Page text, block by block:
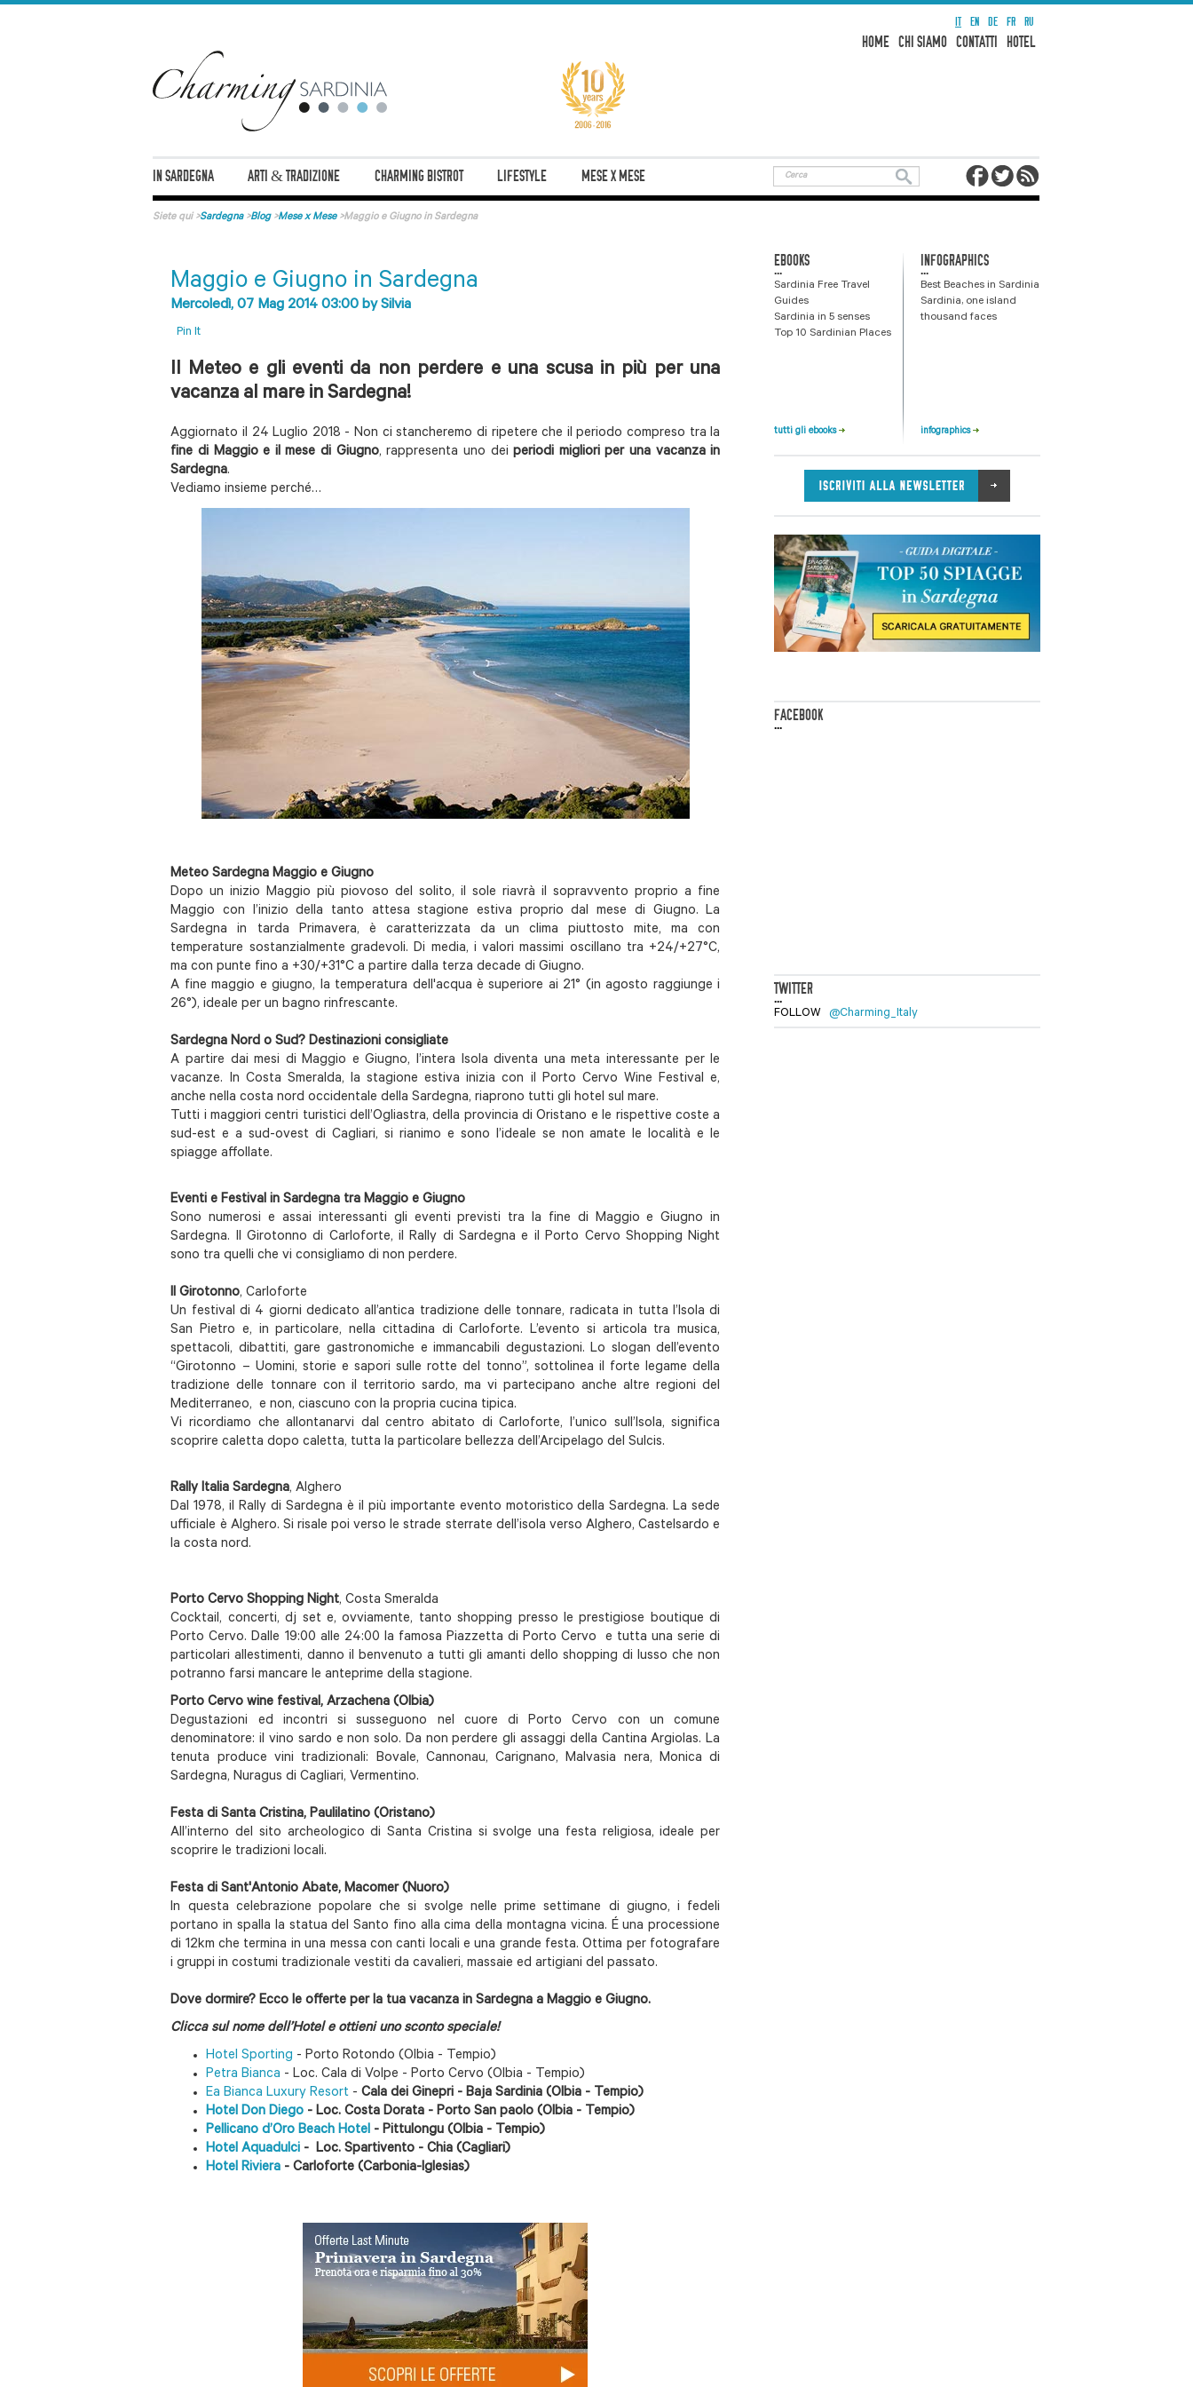
IT EN DE FR RU
HOME CHI SIAMO CONTATTI HOTEL
IN SARDEGNA ARTI & TRADIZIONE CHARMING BISTROT LIFESTYLE MESE X MESE
Siete qui>Sardegna>Blog>Mese x Mese>Maggio e Giugno in Sardegna
Maggio e Giugno in Sardegna
Mercoledì, 07 Mag 2014 03:00bySilvia
Pin It
Il Meteo e gli eventi da non perdere e una scusa in più per una
vacanza al mare in Sardegna!
Aggiornato il 24 Luglio 2018 - Non ci stancheremo di ripetere che il periodo compreso tra la
fine di Maggio e il mese di Giugno, rappresenta uno dei periodi migliori per una vacanza in
Sardegna.
Vediamo insieme perché…
Meteo Sardegna Maggio e Giugno
Dopo un inizio Maggio più piovoso del solito, il sole riavrà il sopravvento proprio a fine
Maggio con l’inizio della tanto attesa stagione estiva proprio dal mese di Giugno. La
Sardegna in tarda Primavera, è caratterizzata da un clima piuttosto mite, ma con
temperature sostanzialmente gradevoli. Di media, i valori massimi oscillano tra +24/+27°C,
ma con punte fino a +30/+31°C a partire dalla terza decade di Giugno.
A fine maggio e giugno, la temperatura dell'acqua è superiore ai 21° (in agosto raggiunge i
26°), ideale per un bagno rinfrescante.
Sardegna Nord o Sud? Destinazioni consigliate
A partire dai mesi di Maggio e Giugno, l’intera Isola diventa una meta interessante per le
vacanze. In Costa Smeralda, la stagione estiva inizia con il Porto Cervo Wine Festival e,
anche nella costa nord occidentale della Sardegna, riaprono tutti gli hotel sul mare.
Tutti i maggiori centri turistici dell’Ogliastra, della provincia di Oristano e le rispettive coste a
sud-est e a sud-ovest di Cagliari, si rianimo e sono l’ideale se non amate le località e le
spiagge affollate.
Eventi e Festival in Sardegna tra Maggio e Giugno
Sono numerosi e assai interessanti gli eventi previsti tra la fine di Maggio e Giugno in
Sardegna. Il Girotonno di Carloforte, il Rally di Sardegna e il Porto Cervo Shopping Night
sono tra quelli che vi consigliamo di non perdere.
Il Girotonno, Carloforte
Un festival di 4 giorni dedicato all’antica tradizione delle tonnare, radicata in tutta l’Isola di
San Pietro e, in particolare, nella cittadina di Carloforte. L’evento si articola tra musica,
spettacoli, dibattiti, gare gastronomiche e immancabili degustazioni. Lo slogan dell’evento
“Girotonno – Uomini, storie e sapori sulle rotte del tonno”, sottolinea il forte legame della
tradizione delle tonnare con il territorio sardo, ma vi partecipano anche altre regioni del
Mediterraneo, e non, ciascuno con la propria cucina tipica.
Vi ricordiamo che allontanarvi dal centro abitato di Carloforte, l’unico sull’Isola, significa
scoprire caletta dopo caletta, tutta la particolare bellezza dell’Arcipelago del Sulcis.
Rally Italia Sardegna, Alghero
Dal 1978, il Rally di Sardegna è il più importante evento motoristico della Sardegna. La sede
ufficiale è Alghero. Si risale poi verso le strade sterrate dell’isola verso Alghero, Castelsardo e
la costa nord.
Porto Cervo Shopping Night, Costa Smeralda
Cocktail, concerti, dj set e, ovviamente, tanto shopping presso le prestigiose boutique di
Porto Cervo. Dalle 19:00 alle 24:00 la famosa Piazzetta di Porto Cervo e tutta una serie di
particolari allestimenti, danno il benvenuto a tutti gli amanti dello shopping di lusso che non
potranno farsi mancare le anteprime della stagione.
Porto Cervo wine festival, Arzachena (Olbia)
Degustazioni ed incontri si susseguono nel cuore di Porto Cervo con un comune
denominatore: il vino sardo e non solo. Da non perdere gli assaggi della Cantina Argiolas. La
tenuta produce vini tradizionali: Bovale, Cannonau, Carignano, Malvasia nera, Monica di
Sardegna, Nuragus di Cagliari, Vermentino.
Festa di Santa Cristina, Paulilatino (Oristano)
All’interno del sito archeologico di Santa Cristina si svolge una festa religiosa, ideale per
scoprire le tradizioni locali.
Festa di Sant'Antonio Abate, Macomer (Nuoro)
In questa celebrazione popolare che si svolge nelle prime settimane di giugno, i fedeli
portano in spalla la statua del Santo fino alla cima della montagna vicina. É una processione
di 12km che termina in una messa con canti locali e una grande festa. Ottima per fotografare
i gruppi in costumi tradizionale vestiti da cavalieri, massaie ed artigiani del passato.
Dove dormire? Ecco le offerte per la tua vacanza in Sardegna a Maggio e Giugno.
Clicca sul nome dell’Hotel e ottieni uno sconto speciale!
Hotel Sporting - Porto Rotondo (Olbia - Tempio)
Petra Bianca - Loc. Cala di Volpe - Porto Cervo (Olbia - Tempio)
Ea Bianca Luxury Resort - Cala dei Ginepri - Baja Sardinia (Olbia - Tempio)
Hotel Don Diego - Loc. Costa Dorata - Porto San paolo (Olbia - Tempio)
Pellicano d’Oro Beach Hotel - Pittulongu (Olbia - Tempio)
Hotel Aquadulci - Loc. Spartivento - Chia (Cagliari)
Hotel Riviera - Carloforte (Carbonia-Iglesias)
EBOOKS
...
Sardinia Free Travel
Guides
Sardinia in 5 senses
Top 10 Sardinian Places
tutti gli ebooks
INFOGRAPHICS
...
Best Beaches in Sardinia
Sardinia, one island
thousand faces
infographics
FACEBOOK
...
TWITTER
...
FOLLOW @Charming_Italy